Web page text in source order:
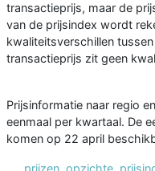
transactieprijs, maar de
van de prijsindex wordt
kwaliteitsverschillen
transactieprijs zit geen
Prijsinformatie naar regio
eenmaal per kwartaal. De
komen op 22 april
prijzen, opzichte,